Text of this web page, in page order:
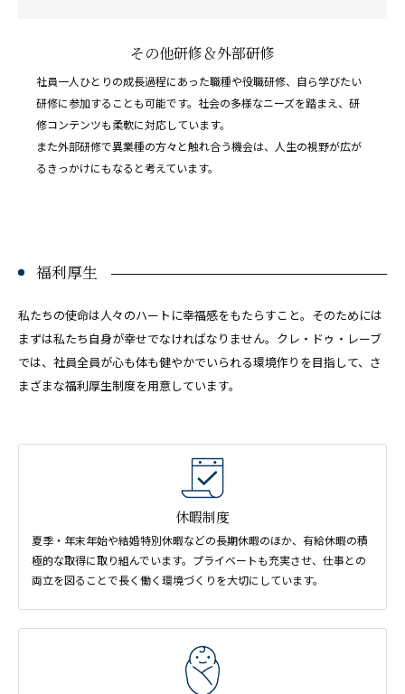
その他研修＆外部研修
社員一人ひとりの成長過程にあった職種や役職研修、自ら学びたい
研修に参加することも可能です。社会の多様なニーズを踏まえ、研
修コンテンツも柔軟に対応しています。
また外部研修で異業種の方々と触れ合う機会は、人生の視野が広が
るきっかけにもなると考えています。
福利厚生
私たちの使命は人々のハートに幸福感をもたらすこと。そのためには
まずは私たち自身が幸せでなければなりません。 クレ・ドゥ・レーブ
では、社員全員が心も体も健やかでいられる環境作りを目指して、さ
まざまな福利厚生制度を用意しています。
休暇制度
夏季・年末年始や結婚特別休暇などの長期休暇のほか、有給休暇の積
極的な取得に取り組んでいます。プライベートも充実させ、仕事との
両立を図ることで長く働く環境づくりを大切にしています。